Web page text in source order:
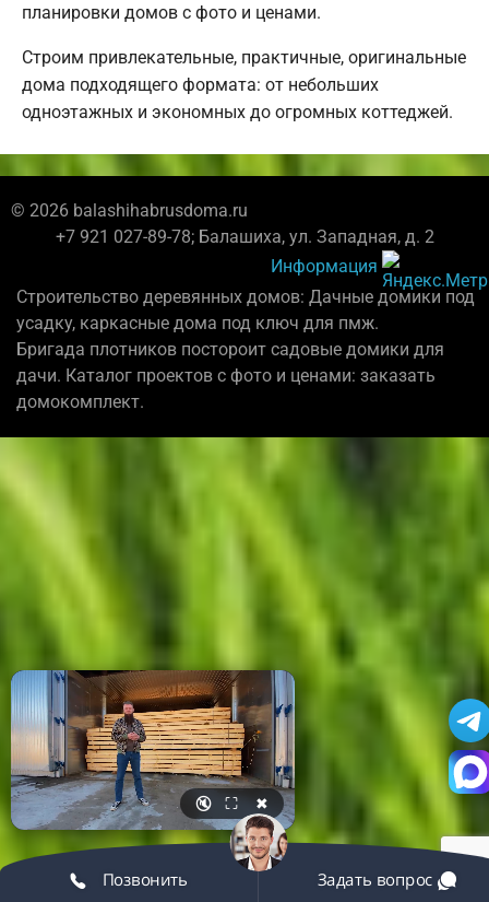
планировки домов с фото и ценами.
Строим привлекательные, практичные, оригинальные
дома подходящего формата: от небольших
одноэтажных и экономных до огромных коттеджей.
© 2026 balashihabrusdoma.ru
+7 921 027-89-78; Балашиха, ул. Западная, д. 2
Информация
Строительство деревянных домов: Дачные домики под
усадку, каркасные дома под ключ для пмж.
Бригада плотников постороит садовые домики для
дачи. Каталог проектов с фото и ценами: заказать
домокомплект.
🔇 ⛶ ✖
Позвонить Задать вопрос